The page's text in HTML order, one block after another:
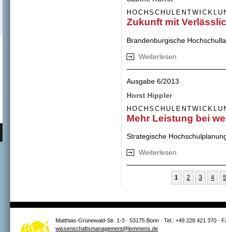
Zukunft mit
Brandenburgische
Weiterlesen
Ausgabe 6/2013
Horst Hippler
Mehr Leistung bei
Strategische
Weiterlesen
1 2 3 4 5
Matthias-Grünewald-Str. 1-3 · 53175 Bonn · Tel.: +49 228 421 370 ·
wissenschaftsmanagement@lemmens.de